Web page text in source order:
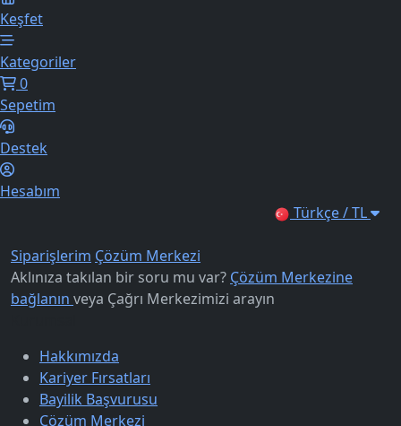
Keşfet
Kategoriler
0
Sepetim
Destek
Hesabım
Türkçe / TL
Siparişlerim Çözüm Merkezi
Aklınıza takılan bir soru mu var? Çözüm Merkezine
bağlanın veya Çağrı Merkezimizi arayın
Hakkımızda
Kariyer Fırsatları
Bayilik Başvurusu
Çözüm Merkezi